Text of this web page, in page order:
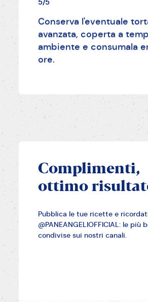
5/5
Conserva l'eventuale
avanzata, coperta a
ambiente e consumala
ore.
Complimenti,
ottimo
Pubblica le tue ricette e
@PANEANGELIOFFICIAL: le più
condivise sui nostri canali.